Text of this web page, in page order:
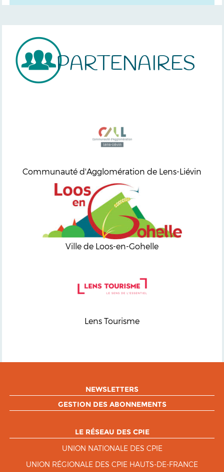
PARTENAIRES
Communauté d'Agglomération de Lens-Liévin
Ville de Loos-en-Gohelle
Lens Tourisme
NEWSLETTERS
GESTION DES ABONNEMENTS
LE RÉSEAU DES CPIE
UNION NATIONALE DES CPIE
UNION RÉGIONALE DES CPIE HAUTS-DE-FRANCE